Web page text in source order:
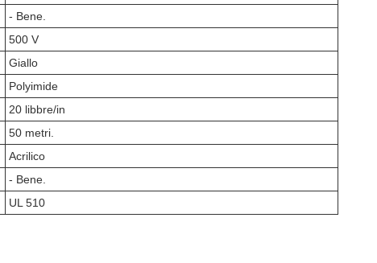
- Bene.
500 V
Giallo
Polyimide
20 libbre/in
50 metri.
Acrilico
- Bene.
UL 510